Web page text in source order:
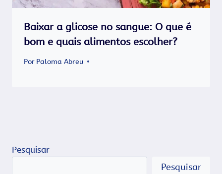
Baixar a glicose no sangue: O que é
bom e quais alimentos escolher?
Por Paloma Abreu
Pesquisar
Pesquisar